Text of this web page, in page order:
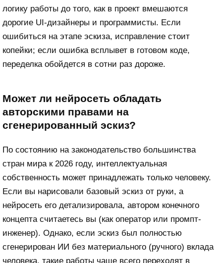
логику работы до того, как в проект вмешаются
дорогие UI-дизайнеры и программисты. Если
ошибиться на этапе эскиза, исправление стоит
копейки; если ошибка всплывет в готовом коде,
переделка обойдется в сотни раз дороже.
Может ли нейросеть обладать
авторскими правами на
сгенерированный эскиз?
По состоянию на законодательство большинства
стран мира к 2026 году, интеллектуальная
собственность может принадлежать только человеку.
Если вы нарисовали базовый эскиз от руки, а
нейросеть его детализировала, автором конечного
концепта считаетесь вы (как оператор или промпт-
инженер). Однако, если эскиз был полностью
сгенерирован ИИ без материального (ручного) вклада
человека, такие работы чаще всего переходят в